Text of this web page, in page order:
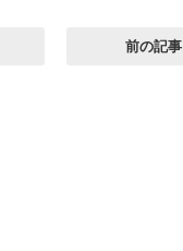
前の記事